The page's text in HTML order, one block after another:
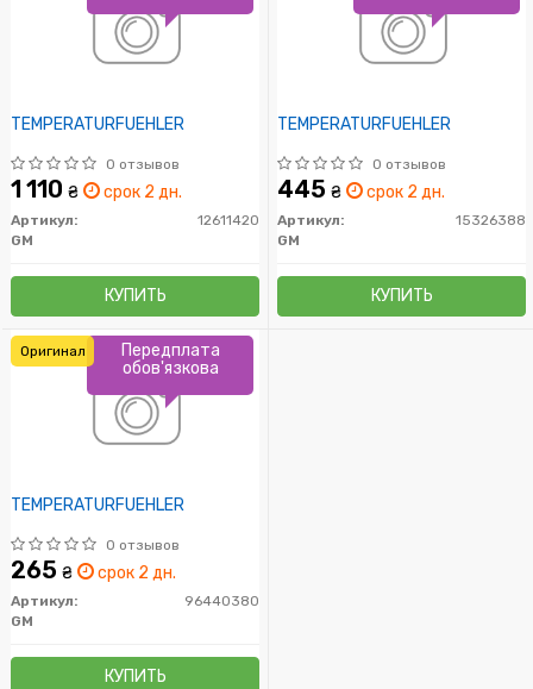
TEMPERATURFUEHLER
0 отзывов
1 110 ₴ срок 2 дн.
Артикул:
12611420
GM
КУПИТЬ
TEMPERATURFUEHLER
0 отзывов
445 ₴ срок 2 дн.
Артикул:
15326388
GM
КУПИТЬ
TEMPERATURFUEHLER
0 отзывов
265 ₴ срок 2 дн.
Артикул:
96440380
GM
КУПИТЬ
Передплата
обов'язкова
Оригинал